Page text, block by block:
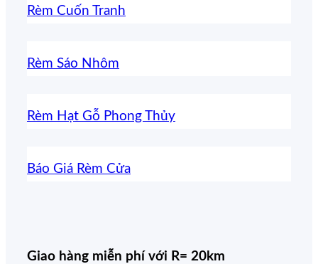
Rèm Cuốn Tranh
Rèm Sáo Nhôm
Rèm Hạt Gỗ Phong Thủy
Báo Giá Rèm Cửa
Giao hàng miễn phí với R= 20km